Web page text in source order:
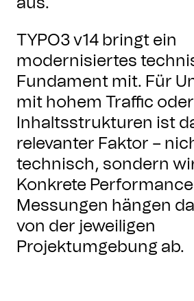
aus.
TYPO3 v14 bringt ein
modernisiertes
Fundament mit. Für
mit hohem Traffic
Inhaltsstrukturen ist
relevanter Faktor –
technisch, sondern
Konkrete
Messungen hängen
von der jeweiligen
Projektumgebung ab.